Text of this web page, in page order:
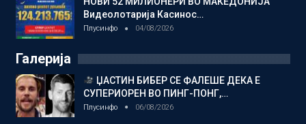
Видеолотарија Касинос…
Плусинфо 04/08/2026
Галерија
ЏАСТИН БИБЕР СЕ ФАЛЕШЕ ДЕКА Е
СУПЕРИОРЕН ВО ПИНГ-ПОНГ,…
Плусинфо 06/08/2026